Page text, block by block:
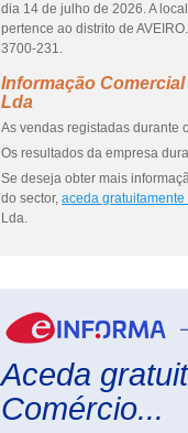
dia 14 de julho de 2026. A
pertence ao distrito de
3700-231.
Informação
Lda
As vendas registadas durante
Os resultados da empresa
Se deseja obter mais
do sector, aceda
Lda.
Aceda
Comércio...